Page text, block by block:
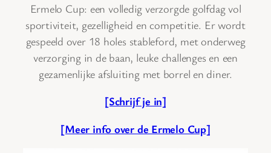
Ermelo Cup: een volledig verzorgde golfdag vol
sportiviteit, gezelligheid en competitie. Er wordt
gespeeld over 18 holes stableford, met onderweg
verzorging in de baan, leuke challenges en een
gezamenlijke afsluiting met borrel en diner.
[Schrijf je in]
[Meer info over de Ermelo Cup]